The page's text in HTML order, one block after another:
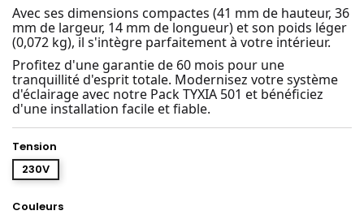
Avec ses dimensions compactes (41 mm de hauteur, 36
mm de largeur, 14 mm de longueur) et son poids léger
(0,072 kg), il s'intègre parfaitement à votre intérieur.
Profitez d'une garantie de 60 mois pour une
tranquillité d'esprit totale. Modernisez votre système
d'éclairage avec notre Pack TYXIA 501 et bénéficiez
d'une installation facile et fiable.
Tension
230V
Couleurs